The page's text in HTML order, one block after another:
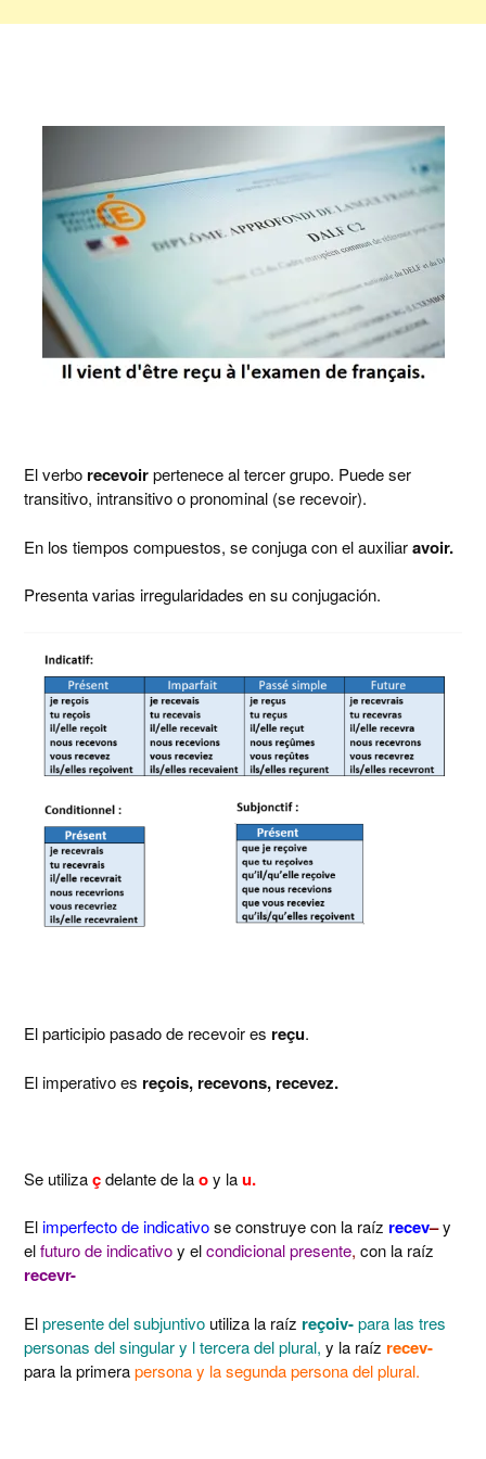
El verbo recevoirpertenece al tercer grupo. Puede ser
transitivo, intransitivo o pronominal (se recevoir).
En los tiempos compuestos, se conjuga con el auxiliaravoir.
Presenta varias irregularidades en su conjugación.
El participio pasado de recevoir es reçu.
El imperativo es reçois, recevons, recevez.
Se utilizaçdelante de laoy lau.
Elimperfecto de indicativose construye con la raíz recev–y
elfuturo de indicativoy elcondicional presente, con la raíz
recevr-
Elpresente del subjuntivo utiliza la raíz reçoiv-para las tres
personas del singular y l tercera del plural, y la raíz recev-
para la primerapersona y la segunda persona del plural.